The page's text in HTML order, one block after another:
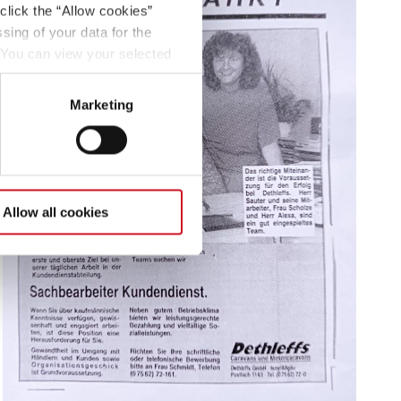
the “Allow cookies”
of your data for the
can view your selected
at the bottom left of
Marketing
Allow all cookies